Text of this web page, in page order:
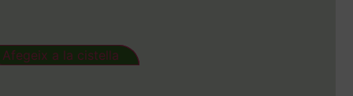
Afegeix a la cistella